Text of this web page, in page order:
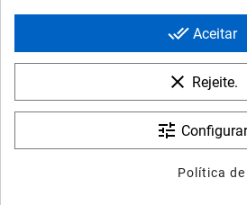
Maia, Matosinhos, Gondomar e
© 2022 - Farmaoli -
done_all Aceitar
clear Rejeite.
tune Configurar
Política